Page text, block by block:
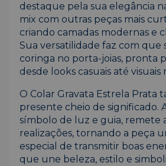
destaque pela sua elegância
mix com outras peças mais
criando camadas modernas e
Sua versatilidade faz com que
coringa no porta-joias, pronta
desde looks casuais até visuais
O Colar Gravata Estrela Prata
presente cheio de significado.
símbolo de luz e guia, remete
realizações, tornando a peça
especial de transmitir boas
que une beleza, estilo e